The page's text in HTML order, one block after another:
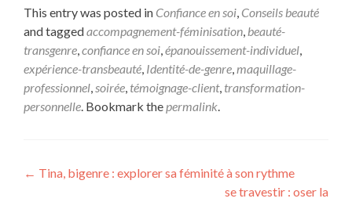
This entry was posted in Confiance en soi, Conseils beauté
and taggedaccompagnement-féminisation, beauté-
transgenre,confiance en soi,épanouissement-individuel,
expérience-transbeauté, Identité-de-genre,maquillage-
professionnel,soirée, témoignage-client, transformation-
personnelle. Bookmark thepermalink.
← Tina, bigenre : explorer sa féminité à son rythme
se travestir : oser la